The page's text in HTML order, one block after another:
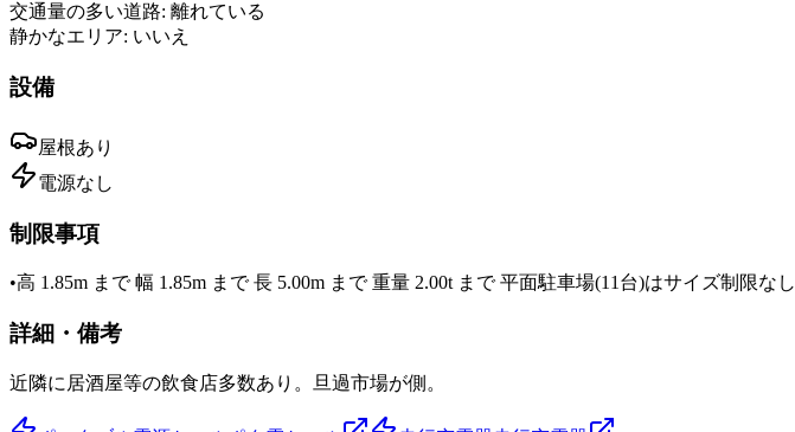
交通量の多い道路: 離れている
静かなエリア: いいえ
設備
屋根あり
電源なし
制限事項
•高 1.85m まで 幅 1.85m まで 長 5.00m まで 重量 2.00t まで 平面駐車場(11台)はサイズ制限なし
詳細・備考
近隣に居酒屋等の飲食店多数あり。旦過市場が側。